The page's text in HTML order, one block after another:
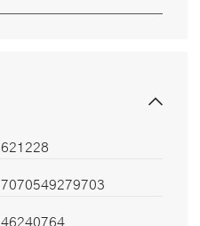
621228
7070549279703
46240764